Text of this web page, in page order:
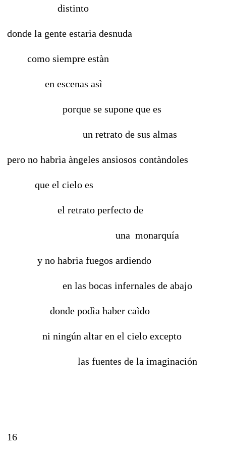
distinto
donde la gente estarìa desnuda
como siempre estàn
en escenas asì
porque se supone que es
un retrato de sus almas
pero no habrìa àngeles ansiosos contàndoles
que el cielo es
el retrato perfecto de
una monarquía
y no habrìa fuegos ardiendo
en las bocas infernales de abajo
donde podìa haber caìdo
ni ningún altar en el cielo excepto
las fuentes de la imaginación
16